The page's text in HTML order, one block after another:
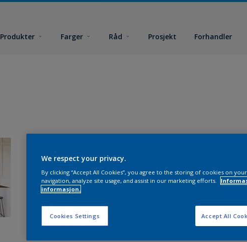
Produkter Farger Råd Prosjekt Forhandler
We respect your privacy.
By clicking “Accept All Cookies”, you agree to the storing of cookies on
navigation, analyze site usage, and assist in our marketing efforts.
informasjon.
Cookies Settings Accept All